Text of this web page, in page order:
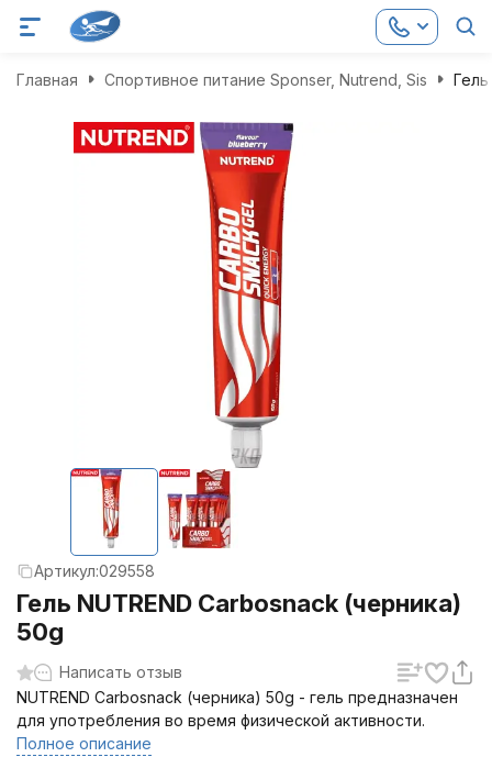
Главная Спортивное питание Sponser, Nutrend, Sis
Артикул:029558
Гель NUTREND Carbosnack (черника)
50g
Написать отзыв
NUTREND Carbosnack (черника) 50g - гель предназначен
для употребления во время физической активности.
Полное описание